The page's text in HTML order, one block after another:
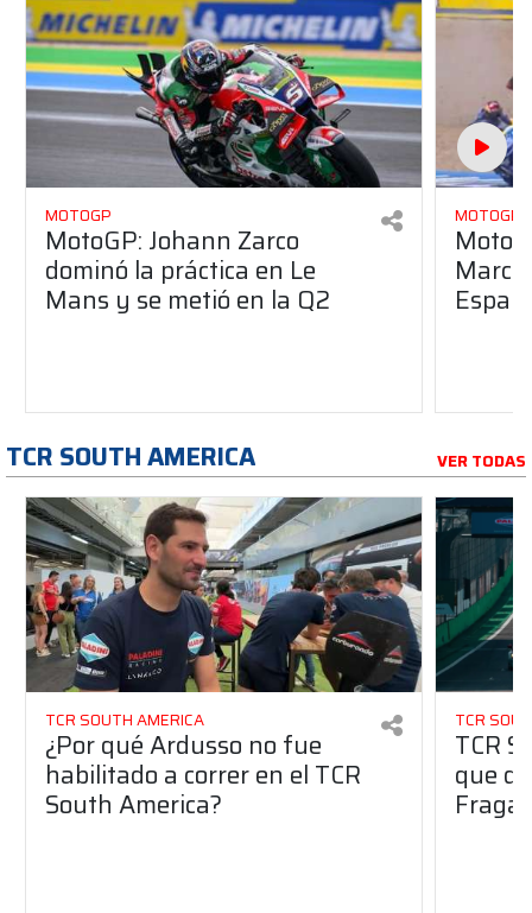
MOTOGP
MotoGP: Johann Zarco
dominó la práctica en Le
Mans y se metió en la Q2
MOTOGP
Marc
TCR SOUTH AMERICA VER TODAS
TCR SOUTH AMERICA
¿Por qué Ardusso no fue
habilitado a correr en el TCR
South America?
TCR
TCR
que
Fraga